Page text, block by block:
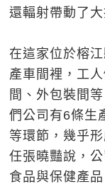
還輻射帶動了
在這家位於榕
產車間裡，工
間、外包裝間
們公司有6條生
等環節，幾乎
任張曉豔說，
食品與保健產